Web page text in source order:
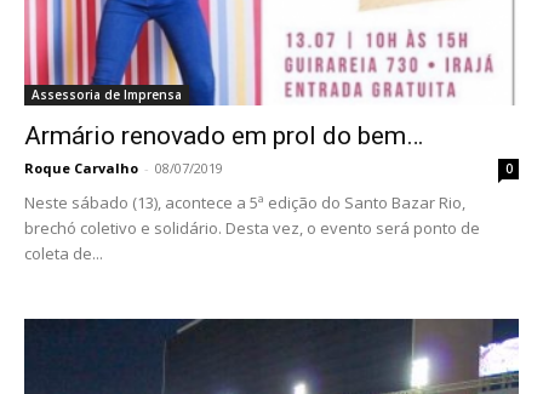
Assessoria de Imprensa
Armário renovado em prol do bem…
Roque Carvalho - 08/07/2019 0
Neste sábado (13), acontece a 5ª edição do Santo Bazar Rio,
brechó coletivo e solidário. Desta vez, o evento será ponto de
coleta de...